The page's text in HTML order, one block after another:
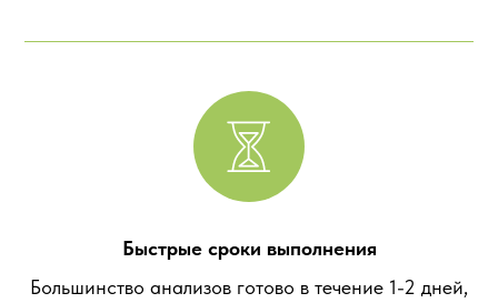
Быстрые сроки выполнения
Большинство анализов готово в течение 1-2 дней,